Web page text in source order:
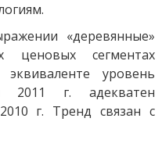
«деревянные»
сегментах
уровень
2011 г. адекватен
г. Тренд связан с